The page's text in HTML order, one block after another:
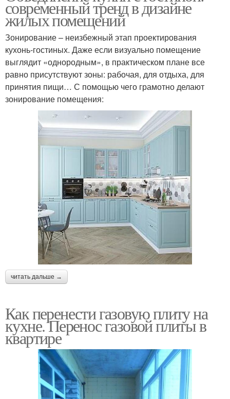
современный тренд в дизайне
жилых помещений
Зонирование – неизбежный этап проектирования
кухонь-гостиных. Даже если визуально помещение
выглядит «однородным», в практическом плане все
равно присутствуют зоны: рабочая, для отдыха, для
принятия пищи… С помощью чего грамотно делают
зонирование помещения:
читать дальше →
Как перенести газовую плиту на
кухне. Перенос газовой плиты в
квартире